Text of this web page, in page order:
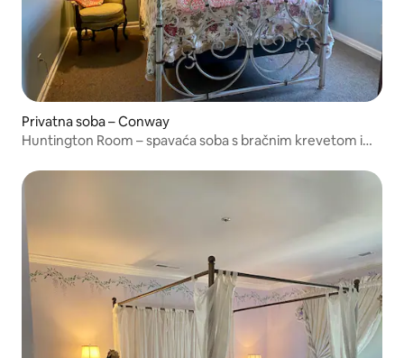
Privatna soba – Conway
Huntington Room – spavaća soba s bračnim krevetom i